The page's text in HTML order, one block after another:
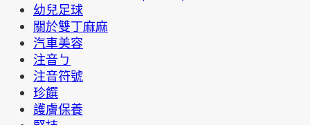
幼兒足球
關於雙丁麻麻
汽車美容
注音ㄅ
注音符號
珍饌
護膚保養